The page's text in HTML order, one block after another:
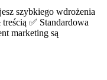
szybkiego wdrożenia
treścią ✅ Standardowa
marketing są